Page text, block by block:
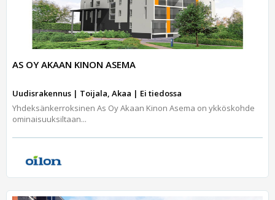
AS OY AKAAN KINON ASEMA
Uudisrakennus | Toijala, Akaa | Ei tiedossa
Yhdeksänkerroksinen As Oy Akaan Kinon Asema on ykköskohde
ominaisuuksiltaan...